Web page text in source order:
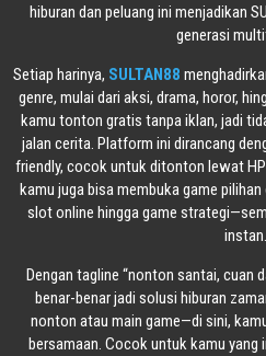
hiburan dan peluang ini menjadikan
generasi
Setiap harinya, SULTAN88
genre, mulai dari aksi, drama, horor,
kamu tonton gratis tanpa iklan, jadi
jalan cerita. Platform ini dirancang
friendly, cocok untuk ditonton lewat
kamu juga bisa membuka game pilihan
slot online hingga game
instan.
Dengan tagline “nonton santai, cuan
benar-benar jadi solusi hiburan
nonton atau main game—di sini,
bersamaan. Cocok untuk kamu